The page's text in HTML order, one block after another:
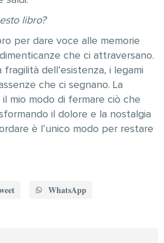
libro?
per dare voce alle memorie
che ci attraversano.
dell’esistenza, i legami
che ci segnano. La
mio modo di fermare ciò che
il dolore e la nostalgia
è l’unico modo per restare
WhatsApp